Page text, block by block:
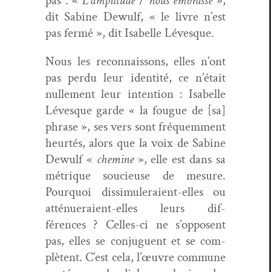
dit Sabine Dewulf, « le livre n’est
pas fer­mé », dit Isabelle Lévesque.
Nous les recon­nais­sons, elles n’ont
pas per­du leur iden­tité, ce n’était
nulle­ment leur inten­tion : Isabelle
Lévesque garde « la fougue de [sa]
phrase », ses vers sont fréquem­ment
heurtés, alors que la voix de Sabine
Dewulf « chem­ine», elle est dans sa
métrique soucieuse de mesure.
Pourquoi dis­simuleraient-elles ou
atténueraient-elles leurs dif­
férences ? Celles-ci ne s’opposent
pas, elles se con­juguent et se com­
plè­tent. C’est cela, l’œuvre com­mune